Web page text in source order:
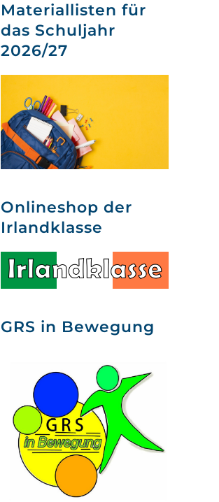
Materiallisten für
das Schuljahr
2026/27
Onlineshop der
Irlandklasse
GRS in Bewegung